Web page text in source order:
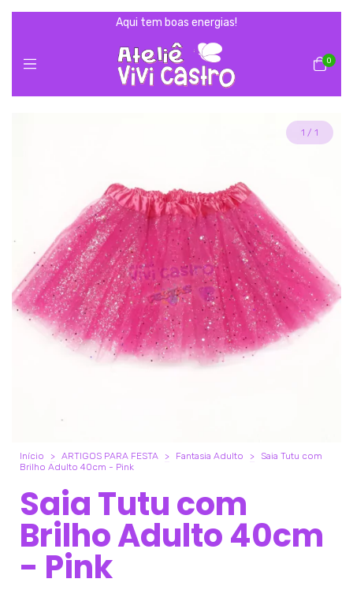
Aqui tem boas energias!
0
1 / 1
Início > ARTIGOS PARA FESTA > Fantasia Adulto >
Saia Tutu com
Brilho Adulto 40cm - Pink
Saia Tutu com
Brilho Adulto 40cm
- Pink